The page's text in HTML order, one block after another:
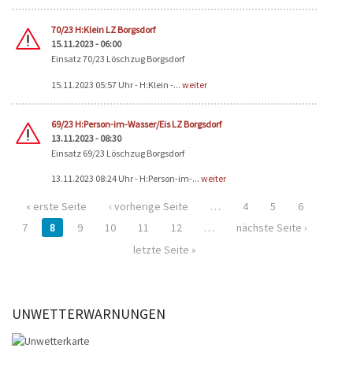
70/23 H:Klein LZ Borgsdorf
15.11.2023 - 06:00
Einsatz 70/23 Löschzug Borgsdorf
15.11.2023 05:57 Uhr - H:Klein -... weiter
69/23 H:Person-im-Wasser/Eis LZ Borgsdorf
13.11.2023 - 08:30
Einsatz 69/23 Löschzug Borgsdorf
13.11.2023 08:24 Uhr - H:Person-im-... weiter
« erste Seite ‹ vorherige Seite … 4 5
6
7
8 9 10 11 12 …
nächste Seite ›
letzte Seite »
UNWETTERWARNUNGEN